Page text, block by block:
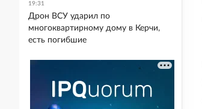
19:31
Дрон ВСУ ударил по
многоквартирному дому в Керчи,
есть погибшие